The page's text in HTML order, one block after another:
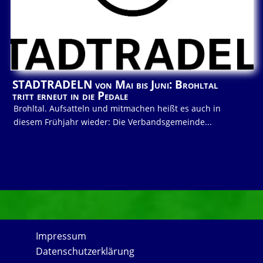
STADTRADELN von Mai bis Juni: Brohltal
tritt erneut in die Pedale
Brohltal. Aufsatteln und mitmachen heißt es auch in
diesem Frühjahr wieder: Die Verbandsgemeinde...
Impressum
Datenschutzerklärung